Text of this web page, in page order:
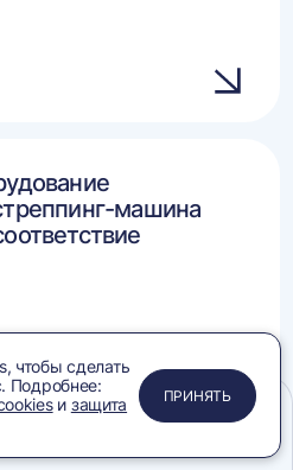
машина
чтобы сделать
Подробнее:
и защита
ПРИНЯТЬ